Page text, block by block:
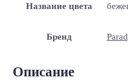
Название цвета
Бренд
Описание